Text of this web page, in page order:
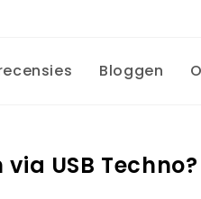
Bloggen
USB Techno?